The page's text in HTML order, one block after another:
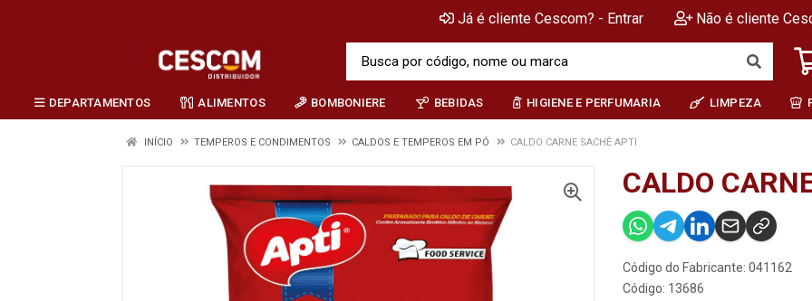
Já é cliente Cescom? - Entrar Não é cliente
DEPARTAMENTOS ALIMENTOS BOMBONIERE BEBIDAS HIGIENE E PERFUMARIA LIMPEZA
INÍCIO TEMPEROS E CONDIMENTOS CALDOS E TEMPEROS EM PÓ CALDO CARNE SACHÊ APTI
CALDO
Código do Fabricante: 041162
Código: 13686